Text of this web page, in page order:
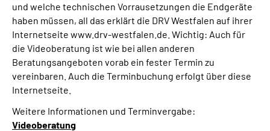
und welche technischen Vorrausetzungen die Endgeräte
haben müssen, all das erklärt die DRV Westfalen auf ihrer
Internetseite www.drv-westfalen.de. Wichtig: Auch für
die Videoberatung ist wie bei allen anderen
Beratungsangeboten vorab ein fester Termin zu
vereinbaren. Auch die Terminbuchung erfolgt über diese
Internetseite.
Weitere Informationen und Terminvergabe:
Videoberatung